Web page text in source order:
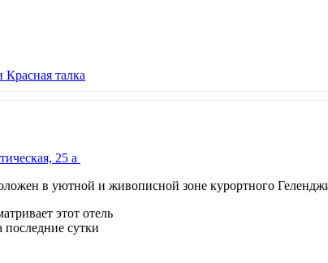
талка
25 а
в уютной и живописной зоне курортного
этот отель
последние сутки